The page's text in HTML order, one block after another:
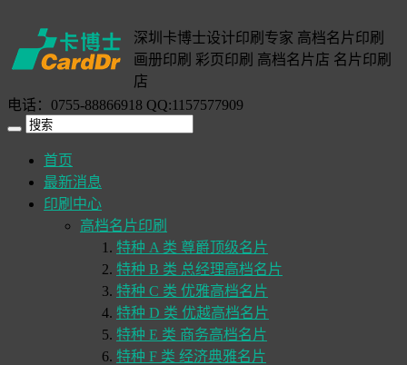
深圳卡博士设计印刷专家 高档名片印刷
画册印刷 彩页印刷 高档名片店 名片印刷
店
电话：0755-88866918 QQ:1157577909
首页
最新消息
印刷中心
高档名片印刷
特种 A 类 尊爵顶级名片
特种 B 类 总经理高档名片
特种 C 类 优雅高档名片
特种 D 类 优越高档名片
特种 E 类 商务高档名片
特种 F 类 经济典雅名片